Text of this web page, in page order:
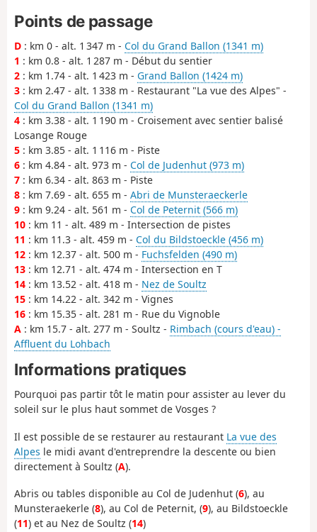
Points de passage
D : km 0 - alt. 1 347 m - Col du Grand Ballon (1341 m)
1 : km 0.8 - alt. 1 287 m - Début du sentier
2 : km 1.74 - alt. 1 423 m - Grand Ballon (1424 m)
3 : km 2.47 - alt. 1 338 m - Restaurant "La vue des Alpes" -
Col du Grand Ballon (1341 m)
4 : km 3.38 - alt. 1 190 m - Croisement avec sentier balisé
Losange Rouge
5 : km 3.85 - alt. 1 116 m - Piste
6 : km 4.84 - alt. 973 m - Col de Judenhut (973 m)
7 : km 6.34 - alt. 863 m - Piste
8 : km 7.69 - alt. 655 m - Abri de Munsteraeckerle
9 : km 9.24 - alt. 561 m - Col de Peternit (566 m)
10 : km 11 - alt. 489 m - Intersection de pistes
11 : km 11.3 - alt. 459 m - Col du Bildstoeckle (456 m)
12 : km 12.37 - alt. 500 m - Fuchsfelden (490 m)
13 : km 12.71 - alt. 474 m - Intersection en T
14 : km 13.52 - alt. 418 m - Nez de Soultz
15 : km 14.22 - alt. 342 m - Vignes
16 : km 15.35 - alt. 281 m - Rue du Vignoble
A : km 15.7 - alt. 277 m - Soultz - Rimbach (cours d'eau) -
Affluent du Lohbach
Informations pratiques
Pourquoi pas partir tôt le matin pour assister au lever du
soleil sur le plus haut sommet de Vosges ?
Il est possible de se restaurer au restaurant La vue des
Alpes le midi avant d'entreprendre la descente ou bien
directement à Soultz (A).
Abris ou tables disponible au Col de Judenhut (6), au
Munsteraekerle (8), au Col de Peternit, (9), au Bildstoeckle
(11) et au Nez de Soultz (14)